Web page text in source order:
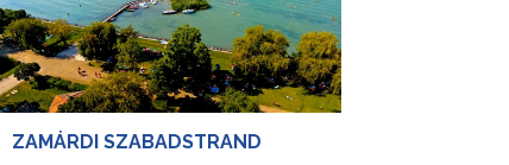
ZAMÁRDI SZABADSTRAND